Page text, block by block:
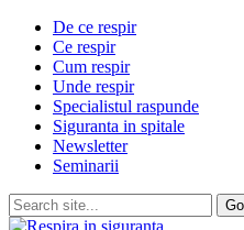
De ce respir
Ce respir
Cum respir
Unde respir
Specialistul raspunde
Siguranta in spitale
Newsletter
Seminarii